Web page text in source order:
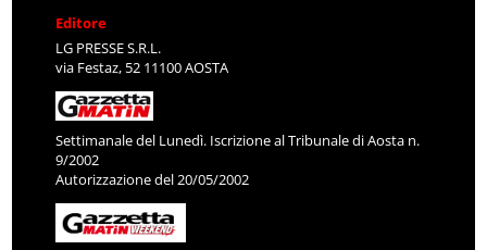
Editore
LG PRESSE S.R.L.
via Festaz, 52 11100 AOSTA
Settimanale del Lunedì. Iscrizione al Tribunale di Aosta n.
9/2002
Autorizzazione del 20/05/2002